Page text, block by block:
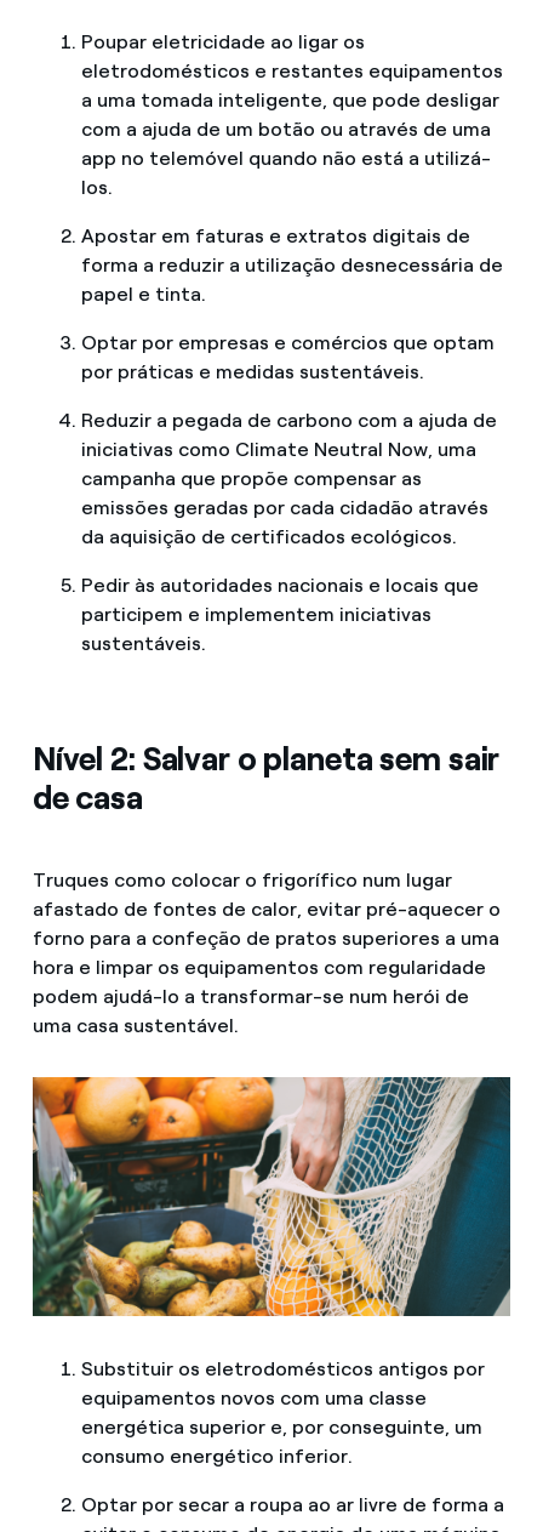
Poupar eletricidade ao ligar os
eletrodomésticos e restantes equipamentos
a uma tomada inteligente, que pode desligar
com a ajuda de um botão ou através de uma
app no telemóvel quando não está a utilizá-
los.
Apostar em faturas e extratos digitais de
forma a reduzir a utilização desnecessária de
papel e tinta.
Optar por empresas e comércios que optam
por práticas e medidas sustentáveis.
Reduzir a pegada de carbono com a ajuda de
iniciativas como Climate Neutral Now, uma
campanha que propõe compensar as
emissões geradas por cada cidadão através
da aquisição de certificados ecológicos.
Pedir às autoridades nacionais e locais que
participem e implementem iniciativas
sustentáveis.
Nível 2: Salvar o planeta sem sair
de casa
Truques como colocar o frigorífico num lugar
afastado de fontes de calor, evitar pré-aquecer o
forno para a confeção de pratos superiores a uma
hora e limpar os equipamentos com regularidade
podem ajudá-lo a transformar-se num herói de
uma casa sustentável.
Substituir os eletrodomésticos antigos por
equipamentos novos com uma classe
energética superior e, por conseguinte, um
consumo energético inferior.
Optar por secar a roupa ao ar livre de forma a